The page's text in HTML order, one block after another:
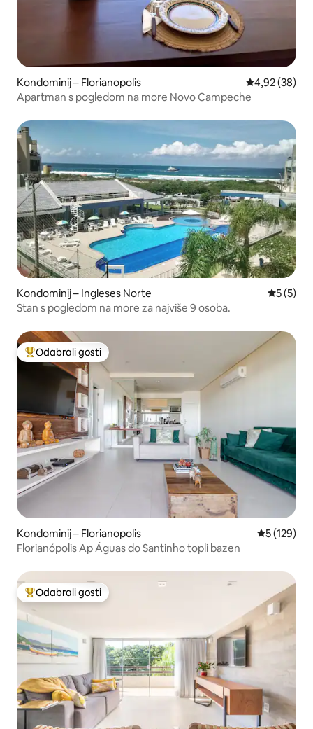
Kondominij – Florianopolis Prosječna
4,92 (38)
Apartman s pogledom na more Novo Campeche
Kondominij – Ingleses Norte
5 (5)
Stan s pogledom na more za najviše 9 osoba.
Među najviše rangiranima s oznakom „Odabrali gosti”
Odabrali gosti
Kondominij – Florianopolis Prosječna
5 (129)
Florianópolis Ap Águas do Santinho topli bazen
Među najviše rangiranima s oznakom „Odabrali gosti”
Odabrali gosti